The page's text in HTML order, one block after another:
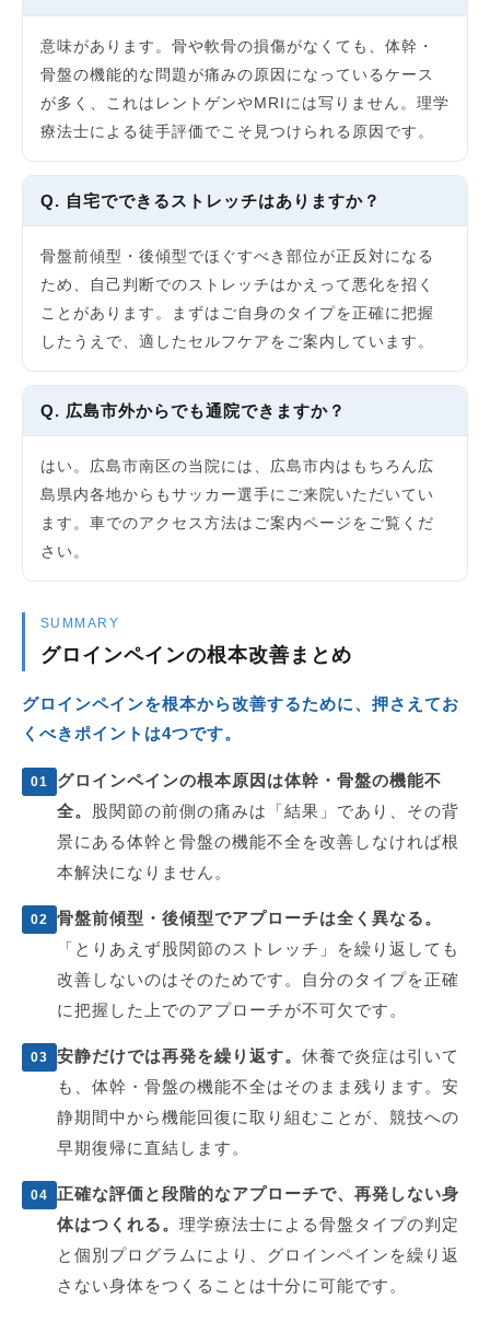
意味があります。骨や軟骨の損傷がなくても、体幹・
骨盤の機能的な問題が痛みの原因になっているケース
が多く、これはレントゲンやMRIには写りません。理学
療法士による徒手評価でこそ見つけられる原因です。
Q. 自宅でできるストレッチはありますか？
骨盤前傾型・後傾型でほぐすべき部位が正反対になる
ため、自己判断でのストレッチはかえって悪化を招く
ことがあります。まずはご自身のタイプを正確に把握
したうえで、適したセルフケアをご案内しています。
Q. 広島市外からでも通院できますか？
はい。広島市南区の当院には、広島市内はもちろん広
島県内各地からもサッカー選手にご来院いただいてい
ます。車でのアクセス方法はご案内ページをご覧くだ
さい。
SUMMARY
グロインペインの根本改善まとめ
グロインペインを根本から改善するために、押さえてお
くべきポイントは4つです。
01
グロインペインの根本原因は体幹・骨盤の機能不
全。 股関節の前側の痛みは「結果」であり、その背
景にある体幹と骨盤の機能不全を改善しなければ根
本解決になりません。
02
骨盤前傾型・後傾型でアプローチは全く異なる。
「とりあえず股関節のストレッチ」を繰り返しても
改善しないのはそのためです。自分のタイプを正確
に把握した上でのアプローチが不可欠です。
03 安静だけでは再発を繰り返す。 休養で炎症は引いて
も、体幹・骨盤の機能不全はそのまま残ります。安
静期間中から機能回復に取り組むことが、競技への
早期復帰に直結します。
04
正確な評価と段階的なアプローチで、再発しない身
体はつくれる。 理学療法士による骨盤タイプの判定
と個別プログラムにより、グロインペインを繰り返
さない身体をつくることは十分に可能です。